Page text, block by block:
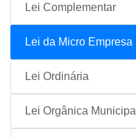
Lei Complementar
Lei da Micro Empresa
Lei Ordinária
Lei Orgânica Municipal